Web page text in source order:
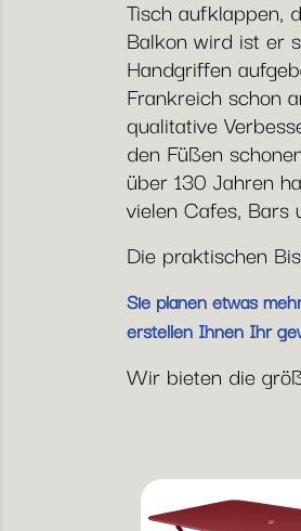
Tisch aufklappen,
Balkon wird ist er
Handgriffen
Frankreich schon
qualitative
den Füßen
über 130 Jahren
vielen Cafes,
Die praktischen
Sie planen etwas
erstellen Ihnen Ihr
Wir bieten die